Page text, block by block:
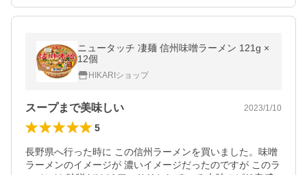
ニュータッチ 凄麺 信州味噌ラーメン 121g ×
12個
HIKARIショップ
スープまで美味しい 2023/1/10
5
長野県へ行った時に この信州ラーメンを買いました。味噌
ラーメンのイメージが 濃いイメージだったのですが このラ